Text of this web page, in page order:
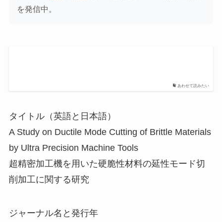
を発信中。
あわせて読みたい
タイトル（英語と日本語）
A Study on Ductile Mode Cutting of Brittle Materials
by Ultra Precision Machine Tools
超精密加工機を用いた硬脆性材料の延性モード切
削加工に関する研究
ジャーナル名と発行年